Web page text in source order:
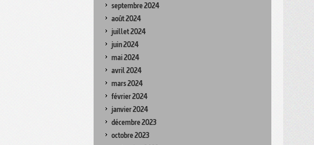
septembre 2024
août 2024
juillet 2024
juin 2024
mai 2024
avril 2024
mars 2024
février 2024
janvier 2024
décembre 2023
octobre 2023